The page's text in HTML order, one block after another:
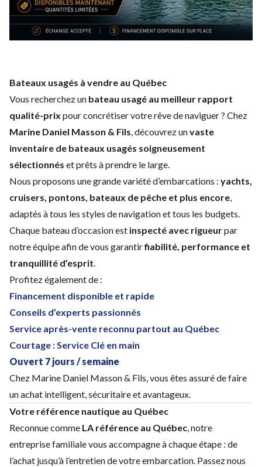
Bateaux usagés à vendre au Québec
Vous recherchez un bateau usagé au meilleur rapport
qualité-prix pour concrétiser votre rêve de naviguer ? Chez
Marine Daniel Masson & Fils, découvrez unvaste
inventaire de bateaux usagés soigneusement
sélectionnés et prêts à prendre le large.
Nous proposons une grande variété d’embarcations : yachts,
cruisers, pontons, bateaux de pêche et plus encore,
adaptés à tous les styles de navigation et tous les budgets.
Chaque bateau d’occasion est inspecté avec rigueurpar
notre équipe afin de vous garantirfiabilité, performance et
tranquillité d’esprit.
Profitez également de :
Financement disponible et rapide
Conseils d’experts passionnés
Service après-vente reconnu partout au Québec
Courtage : Service Clé en main
Ouvert 7 jours / semaine
Chez Marine Daniel Masson & Fils, vous êtes assuré de faire
un achat intelligent, sécuritaire et avantageux.
Votre référence nautique au Québec
Reconnue comme LA référence au Québec, notre
entreprise familiale vous accompagne à chaque étape : de
l’achat jusqu’à l’entretien de votre embarcation. Passez nous